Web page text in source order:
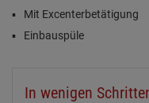
Mit Excenterbetätigung
Einbauspüle
In wenigen